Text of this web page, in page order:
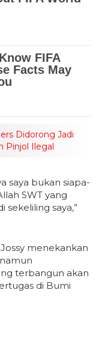
Didorong Jadi
Pinjol Ilegal
saya bukan siapa-
SWT yang
saya,”
menekankan
terbangun akan
di Bumi